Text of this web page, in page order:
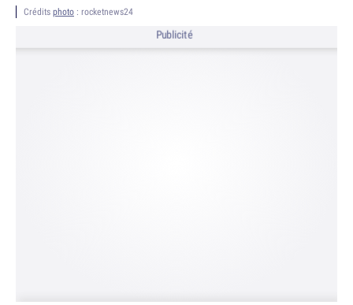
Crédits photo : rocketnews24
Publicité